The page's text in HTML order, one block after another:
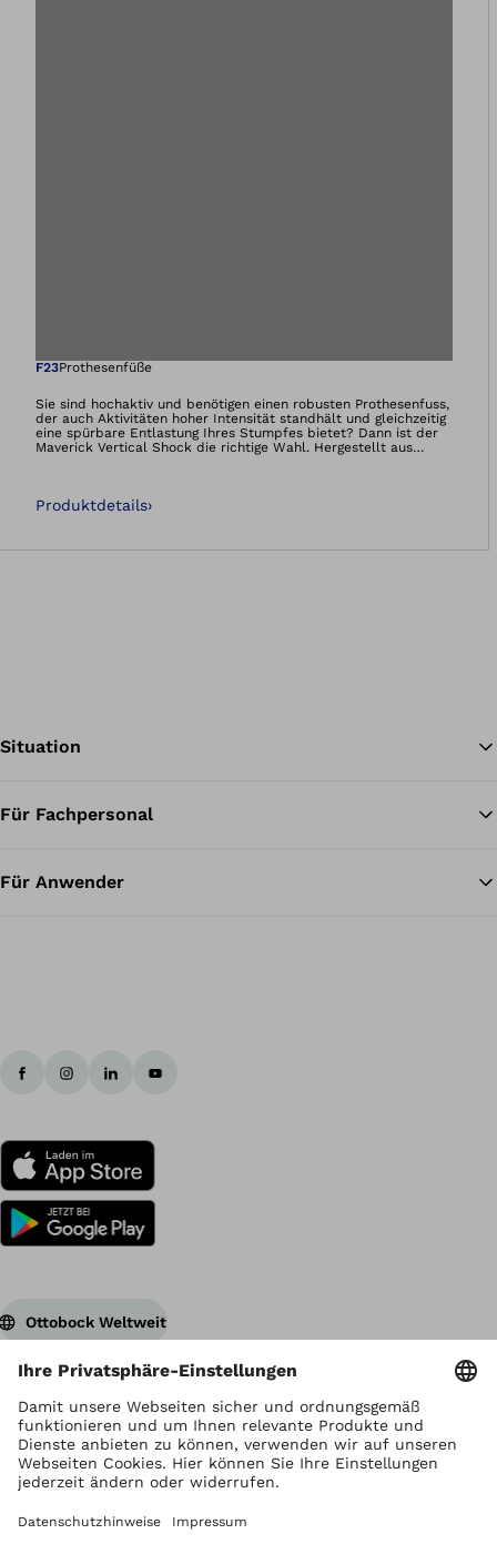
Öffnet das Bild
F23Prothesenfüße
Sie sind hochaktiv und benötigen einen robusten Prothesenfuss,
der auch Aktivitäten hoher Intensität standhält und gleichzeitig
eine spürbare Entlastung Ihres Stumpfes bietet? Dann ist der
Maverick Vertical Shock die richtige Wahl. Hergestellt aus
Produktdetails›
Situation
Für Fachpersonal
Für Anwender
Ottobock Weltweit
Urheberrecht liegt bei Ottobock
Datenschutzeinstellungen
Datenschutzhinweise
Nutzungsbedingungen